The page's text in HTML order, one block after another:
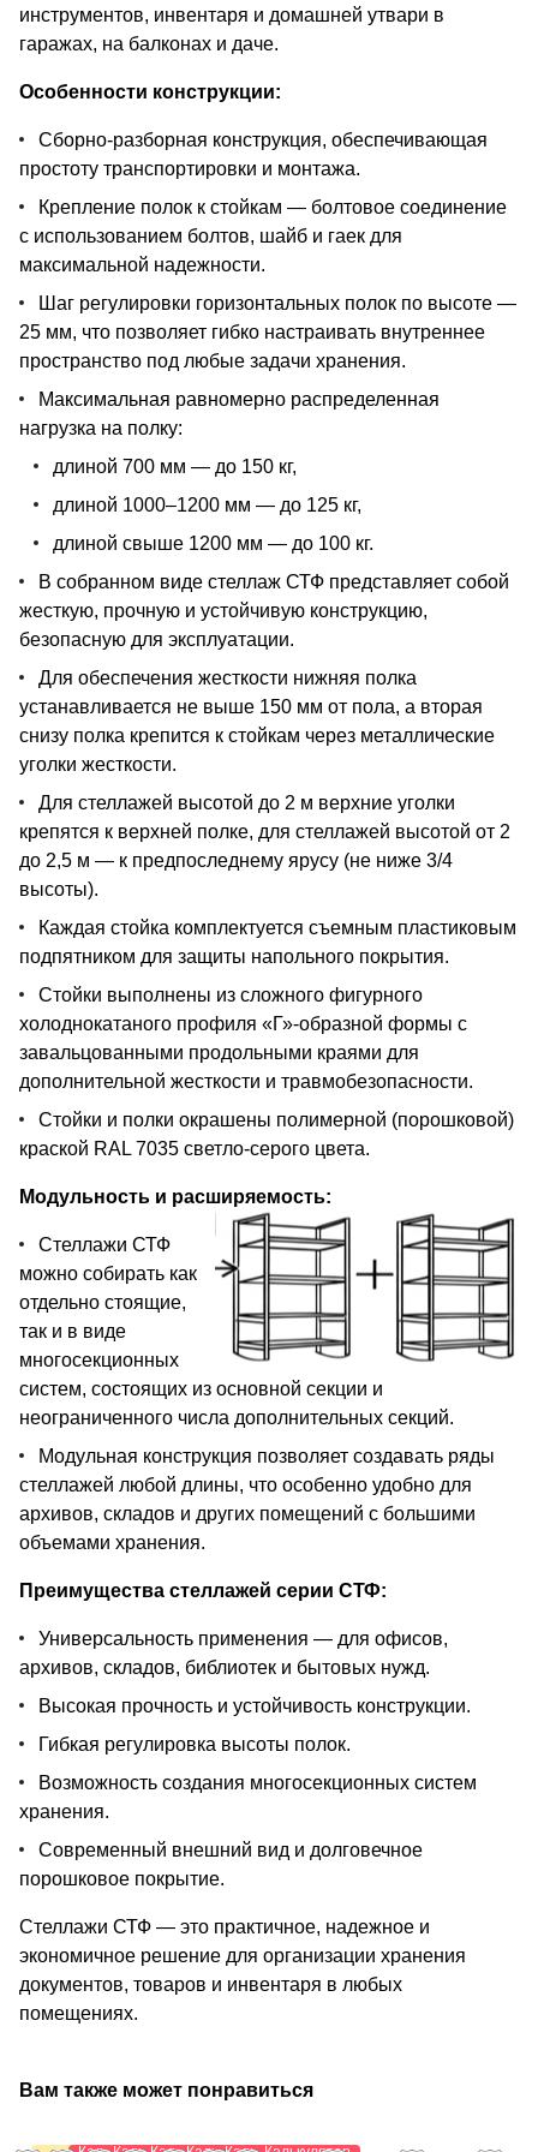
инструментов, инвентаря и домашней утвари в
гаражах, на балконах и даче.
Особенности конструкции:
Сборно-разборная конструкция, обеспечивающая
простоту транспортировки и монтажа.
Крепление полок к стойкам — болтовое соединение
с использованием болтов, шайб и гаек для
максимальной надежности.
Шаг регулировки горизонтальных полок по высоте —
25 мм, что позволяет гибко настраивать внутреннее
пространство под любые задачи хранения.
Максимальная равномерно распределенная
нагрузка на полку:
длиной 700 мм — до 150 кг,
длиной 1000–1200 мм — до 125 кг,
длиной свыше 1200 мм — до 100 кг.
В собранном виде стеллаж СТФ представляет собой
жесткую, прочную и устойчивую конструкцию,
безопасную для эксплуатации.
Для обеспечения жесткости нижняя полка
устанавливается не выше 150 мм от пола, а вторая
снизу полка крепится к стойкам через металлические
уголки жесткости.
Для стеллажей высотой до 2 м верхние уголки
крепятся к верхней полке, для стеллажей высотой от 2
до 2,5 м — к предпоследнему ярусу (не ниже 3/4
высоты).
Каждая стойка комплектуется съемным пластиковым
подпятником для защиты напольного покрытия.
Стойки выполнены из сложного фигурного
холоднокатаного профиля «Г»-образной формы с
завальцованными продольными краями для
дополнительной жесткости и травмобезопасности.
Стойки и полки окрашены полимерной (порошковой)
краской RAL 7035 светло-серого цвета.
Модульность и расширяемость:
Стеллажи СТФ
можно собирать как
отдельно стоящие,
так и в виде
многосекционных
систем, состоящих из основной секции и
неограниченного числа дополнительных секций.
Модульная конструкция позволяет создавать ряды
стеллажей любой длины, что особенно удобно для
архивов, складов и других помещений с большими
объемами хранения.
Преимущества стеллажей серии СТФ:
Универсальность применения — для офисов,
архивов, складов, библиотек и бытовых нужд.
Высокая прочность и устойчивость конструкции.
Гибкая регулировка высоты полок.
Возможность создания многосекционных систем
хранения.
Современный внешний вид и долговечное
порошковое покрытие.
Стеллажи СТФ — это практичное, надежное и
экономичное решение для организации хранения
документов, товаров и инвентаря в любых
помещениях.
Вам также может понравиться